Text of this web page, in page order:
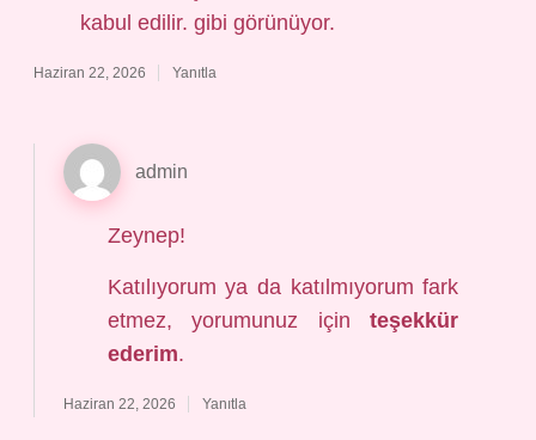
kabul edilir. gibi görünüyor.
Haziran 22, 2026 Yanıtla
admin
Zeynep!
Katılıyorum ya da katılmıyorum fark
etmez, yorumunuz içinteşekkür
ederim.
Haziran 22, 2026 Yanıtla